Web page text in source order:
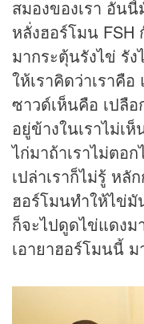
สมองของเรา อัน
หลั่งฮอร์โมน FSH
มากระตุ้นรังไข่ รั
ให้เราคิดว่าเราคื
ซาวด์เห็นคือ เปลือ
อยู่ข้างในเราไม่เ
ไก่มาถ้าเราไม่ตอ
เปล่าเราก็ไม่รู้ ห
ฮอร์โมนทำให้ไข่
ก็จะไปดูดไข่แดงม
เอายาฮอร์โมนนี้